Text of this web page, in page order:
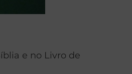
e no Livro de